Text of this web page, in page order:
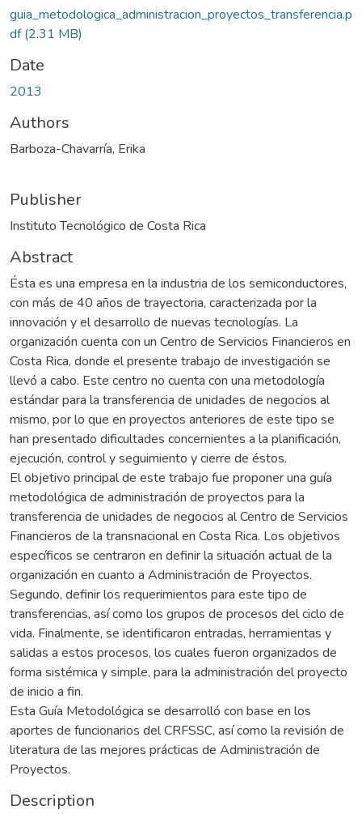
guia_metodologica_administracion_proyectos_transferencia.p
df(2.31 MB)
Date
2013
Authors
Barboza-Chavarría, Erika
Publisher
Instituto Tecnológico de Costa Rica
Abstract
Ésta es una empresa en la industria de los semiconductores,
con más de 40 años de trayectoria, caracterizada por la
innovación y el desarrollo de nuevas tecnologías. La
organización cuenta con un Centro de Servicios Financieros en
Costa Rica, donde el presente trabajo de investigación se
llevó a cabo. Este centro no cuenta con una metodología
estándar para la transferencia de unidades de negocios al
mismo, por lo que en proyectos anteriores de este tipo se
han presentado dificultades concernientes a la planificación,
ejecución, control y seguimiento y cierre de éstos.
El objetivo principal de este trabajo fue proponer una guía
metodológica de administración de proyectos para la
transferencia de unidades de negocios al Centro de Servicios
Financieros de la transnacional en Costa Rica. Los objetivos
específicos se centraron en definir la situación actual de la
organización en cuanto a Administración de Proyectos.
Segundo, definir los requerimientos para este tipo de
transferencias, así como los grupos de procesos del ciclo de
vida. Finalmente, se identificaron entradas, herramientas y
salidas a estos procesos, los cuales fueron organizados de
forma sistémica y simple, para la administración del proyecto
de inicio a fin.
Esta Guía Metodológica se desarrolló con base en los
aportes de funcionarios del CRFSSC, así como la revisión de
literatura de las mejores prácticas de Administración de
Proyectos.
Description